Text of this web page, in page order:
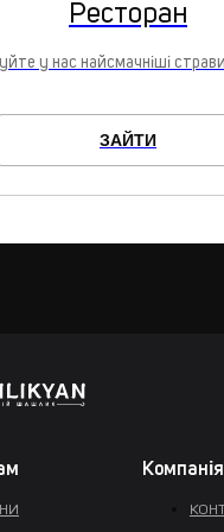
Ресторан
у нас найсмачніші
ЗАЙТИ
Компанія